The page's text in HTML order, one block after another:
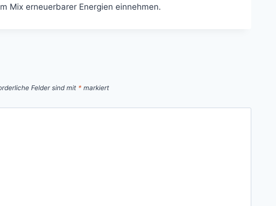
Mix erneuerbarer Energien einnehmen.
Felder sind mit * markiert